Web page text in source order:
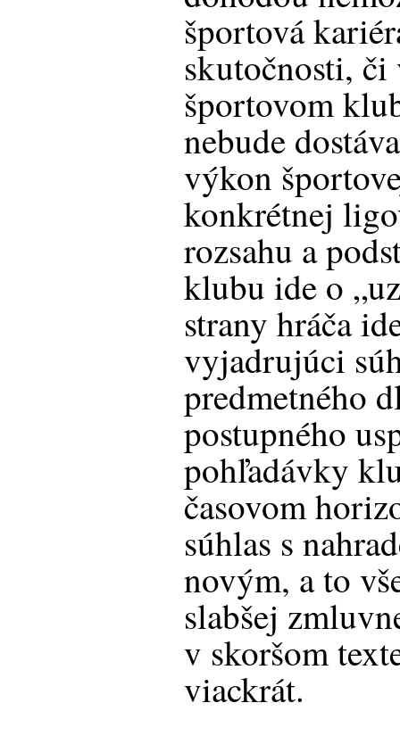
športová
skutočnosti,
športovom
nebude
výkon
konkrétnej
rozsahu a
klubu ide o
strany hráča
vyjadrujúci
predmetného
postupného
pohľadávky
časovom
súhlas s
novým, a to
slabšej
v skoršom
viackrát.